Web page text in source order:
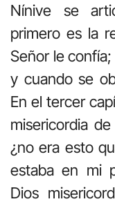
Nínive se
primero es la
Señor le
y cuando se
En el tercer
misericordia de
¿no era esto
estaba en mi
Dios